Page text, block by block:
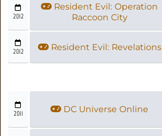
2012
Resident Evil: Operation
Raccoon City
2012 Resident Evil: Revelations
2011 DC Universe Online